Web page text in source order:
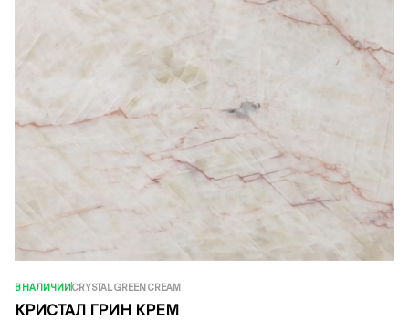
В НАЛИЧИИ CRYSTAL GREEN CREAM
КРИСТАЛ ГРИН КРЕМ